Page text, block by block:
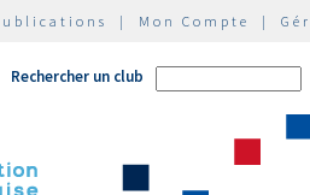
| Mon Compte |
Rechercher un club